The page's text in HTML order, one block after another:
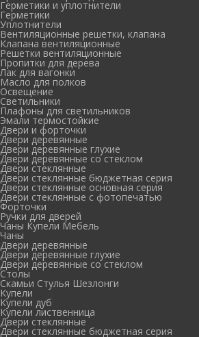
Герметики и уплотнители
Герметики
Уплотнители
Вентиляционные решетки, клапана
Клапана вентиляционные
Решетки вентиляционные
Пропитки для дерева
Лак для вагонки
Масло для полков
Освещение
Светильники
Плафоны для светильников
Эмали термостойкие
Двери и форточки
Двери деревянные
Двери деревянные глухие
Двери деревянные со стеклом
Двери стеклянные
Двери стеклянные бюджетная серия
Двери стеклянные основная серия
Двери стеклянные с фотопечатью
Форточки
Ручки для дверей
Чаны Купели Мебель
Чаны
Двери деревянные
Двери деревянные глухие
Двери деревянные со стеклом
Столы
Скамьи Стулья Шезлонги
Купели
Купели дуб
Купели лиственница
Двери стеклянные
Двери стеклянные бюджетная серия